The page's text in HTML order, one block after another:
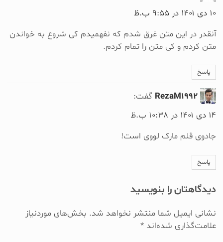
۱۰ دی ۱۴۰۱ در ۹:۵۵ ب.ظ
آنقدر در این متن غرق شدم که نفهمیدم کی شروع به خواندن
متن کردم و کی متن را تمام کردم.
پاسخ
RezaM1992 گفت:
۱۴ دی ۱۴۰۱ در ۱۰:۳۸ ب.ظ
جادوی قلم مارک لووی است!
پاسخ
دیدگاهتان را بنویسید
نشانی ایمیل شما منتشر نخواهد شد. بخش‌های موردنیاز
علامت‌گذاری شده‌اند*